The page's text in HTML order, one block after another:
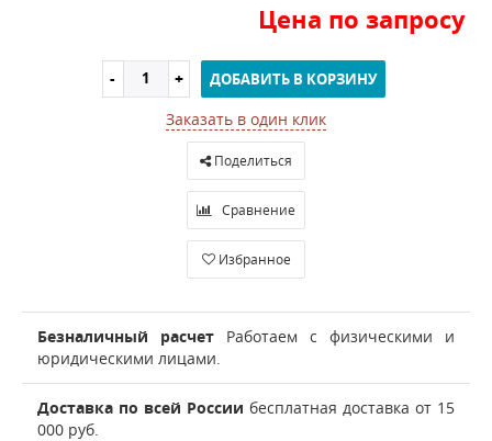
Цена по запросу
ДОБАВИТЬ В КОРЗИНУ
Заказать в один клик
Поделиться
Сравнение
Избранное
Безналичный расчет Работаем с физическими и
юридическими лицами.
Доставка по всей России бесплатная доставка от 15
000 руб.